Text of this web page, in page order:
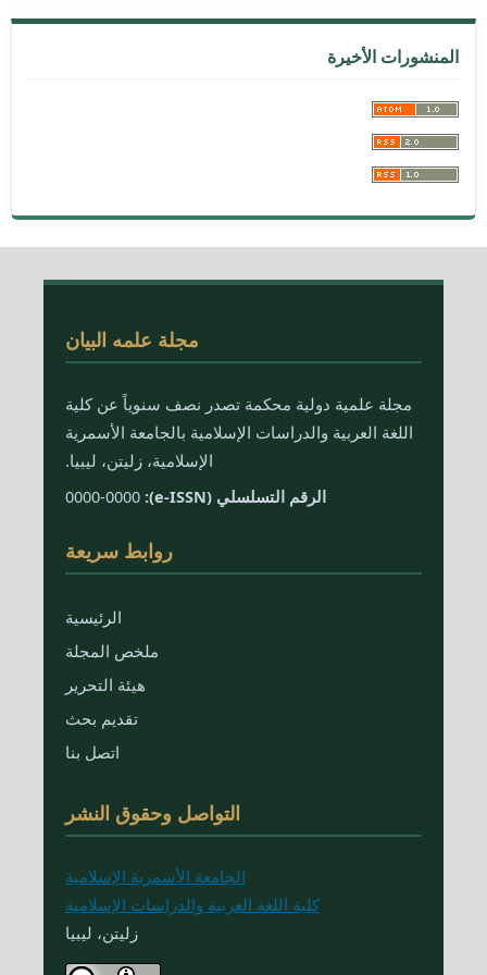
المنشورات الأخيرة
مجلة علمه البيان
مجلة علمية دولية محكمة تصدر نصف سنوياً عن كلية
اللغة العربية والدراسات الإسلامية بالجامعة الأسمرية
الإسلامية، زليتن، ليبيا.
الرقم التسلسلي (e-ISSN):
0000-0000
روابط سريعة
الرئيسية
ملخص المجلة
هيئة التحرير
تقديم بحث
اتصل بنا
التواصل وحقوق النشر
الجامعة الأسمرية الإسلامية
كلية اللغة العربية والدراسات الإسلامية
زليتن، ليبيا